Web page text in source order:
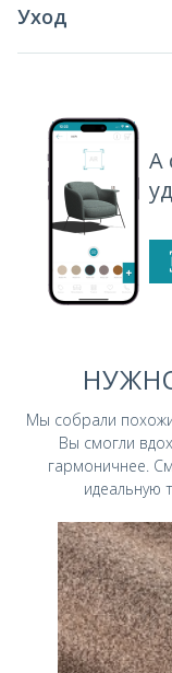
Уход
А
Мы собрали
Вы смогли
гармоничнее.
идеальную